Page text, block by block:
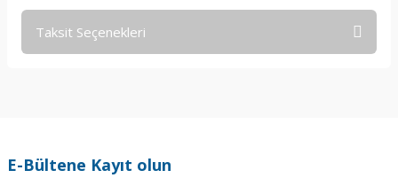
Taksit Seçenekleri
E-Bültene Kayıt olun